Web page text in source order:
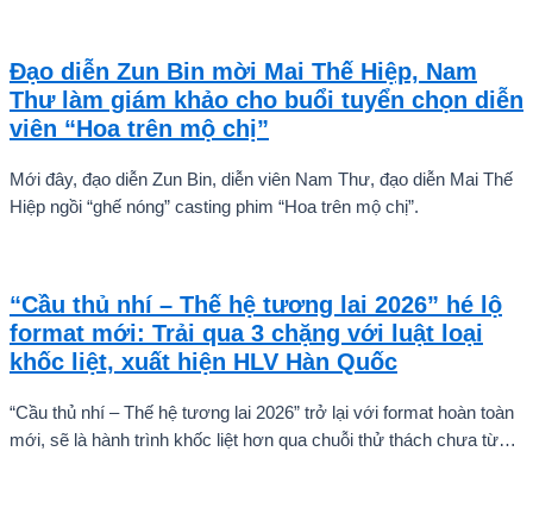
Đạo diễn Zun Bin mời Mai Thế Hiệp, Nam
Thư làm giám khảo cho buổi tuyển chọn diễn
viên “Hoa trên mộ chị”
Mới đây, đạo diễn Zun Bin, diễn viên Nam Thư, đạo diễn Mai Thế
Hiệp ngồi “ghế nóng” casting phim “Hoa trên mộ chị”.
“Cầu thủ nhí – Thế hệ tương lai 2026” hé lộ
format mới: Trải qua 3 chặng với luật loại
khốc liệt, xuất hiện HLV Hàn Quốc
“Cầu thủ nhí – Thế hệ tương lai 2026” trở lại với format hoàn toàn
mới, sẽ là hành trình khốc liệt hơn qua chuỗi thử thách chưa từng